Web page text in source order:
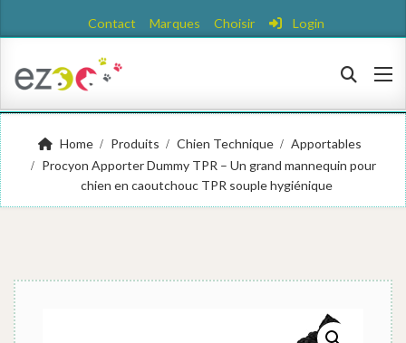
Contact Marques Choisir Login
Home Produits Chien Technique
Apportables
Procyon Apporter Dummy TPR – Un grand mannequin pour
chien en caoutchouc TPR souple hygiénique